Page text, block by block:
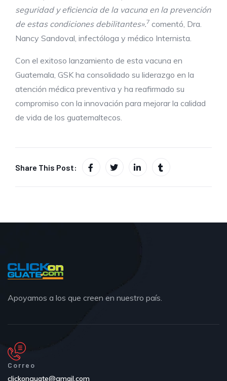
seguridad y eficiencia de la vacuna en la prevención
de estas condiciones debilitantes».7 comentó, Dra.
Nancy Sandoval, infectóloga y médico Internista.
Con el exitoso lanzamiento de esta vacuna en
Guatemala, GSK ha consolidado su liderazgo en la
atención médica preventiva y ha reafirmado su
compromiso con la innovación para mejorar la calidad
de vida de los guatemaltecos.
Share This Post:
Apoyamos a los que creen en nuestro país.
Correo
clickonguate@gmail.com